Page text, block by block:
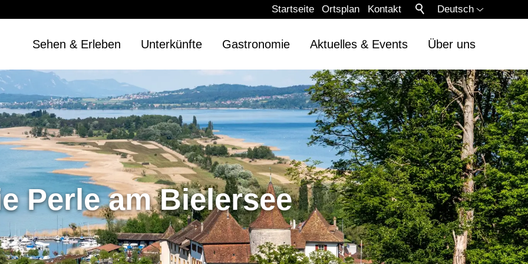
Deutsch
Startseite Ortsplan Kontakt
Sehen & Erleben Unterkünfte Gastronomie Aktuelles & Events Über uns
Perle am Bielersee